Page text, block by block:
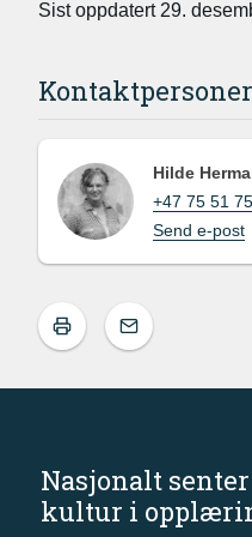
Sist oppdatert 29.
Kontaktpersoner
Hilde
+47 75 51
Send e-post
Nasjonalt
kultur i